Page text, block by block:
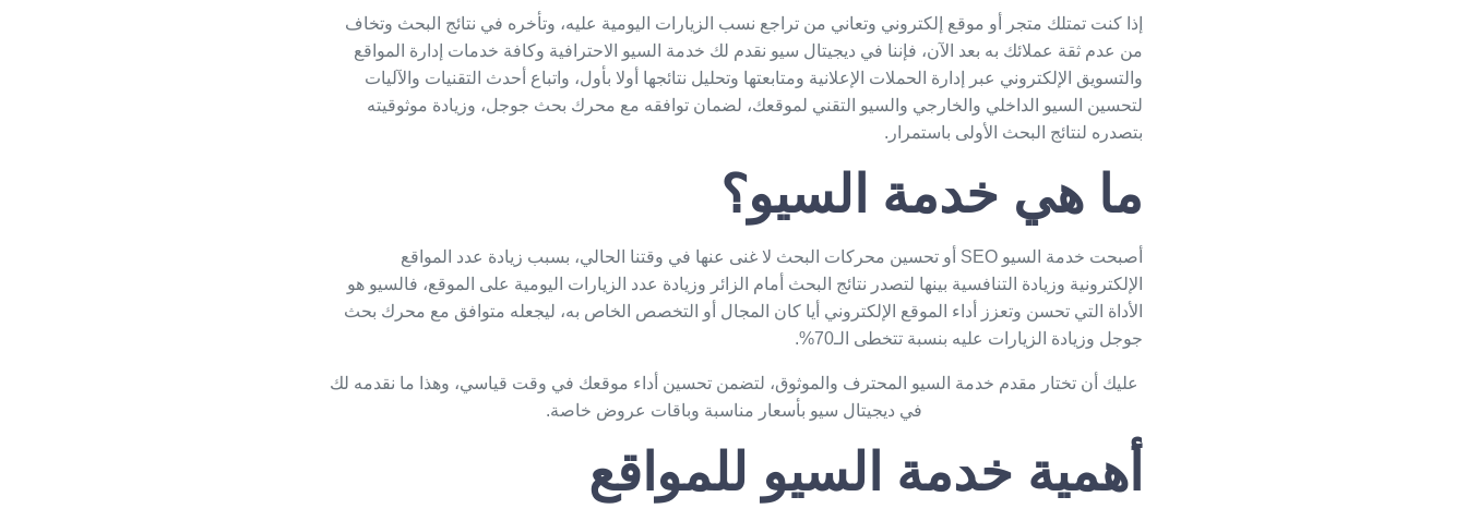
إذا كنت تمتلك متجر أو موقع إلكتروني وتعاني من تراجع نسب الزيارات اليومية عليه، وتأخره في نتائج البحث وتخاف
من عدم ثقة عملائك به بعد الآن، فإننا في ديجيتال سيو نقدم لك خدمة السيو الاحترافية وكافة خدمات إدارة المواقع
والتسويق الإلكتروني عبر إدارة الحملات الإعلانية ومتابعتها وتحليل نتائجها أولا بأول، واتباع أحدث التقنيات والآليات
لتحسين السيو الداخلي والخارجي والسيو التقني لموقعك، لضمان توافقه مع محرك بحث جوجل، وزيادة موثوقيته
بتصدره لنتائج البحث الأولى باستمرار.
ما هي خدمة السيو؟
أصبحت خدمة السيو SEO أو تحسين محركات البحث لا غنى عنها في وقتنا الحالي، بسبب زيادة عدد المواقع
الإلكترونية وزيادة التنافسية بينها لتصدر نتائج البحث أمام الزائر وزيادة عدد الزيارات اليومية على الموقع، فالسيو هو
الأداة التي تحسن وتعزز أداء الموقع الإلكتروني أيا كان المجال أو التخصص الخاص به، ليجعله متوافق مع محرك بحث
جوجل وزيادة الزيارات عليه بنسبة تتخطى الـ70%.
عليك أن تختار مقدم خدمة السيو المحترف والموثوق، لتضمن تحسين أداء موقعك في وقت قياسي، وهذا ما نقدمه لك
في ديجيتال سيو بأسعار مناسبة وباقات عروض خاصة.
أهمية خدمة السيو للمواقع